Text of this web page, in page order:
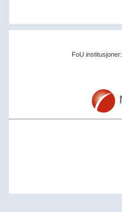
FoU institusjoner: